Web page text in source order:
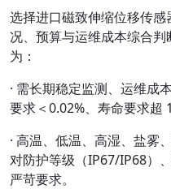
选择进口磁致伸缩位移传
况、预算与运维成本综合
为：
· 需长期稳定监测、运维成
要求＜0.02%、寿命要求超
· 高温、低温、高湿、盐雾
对防护等级（IP67/IP68）
严苛要求。